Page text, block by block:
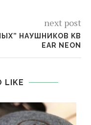
next post
НАУШНИКОВ KB
EAR NEON
LIKE